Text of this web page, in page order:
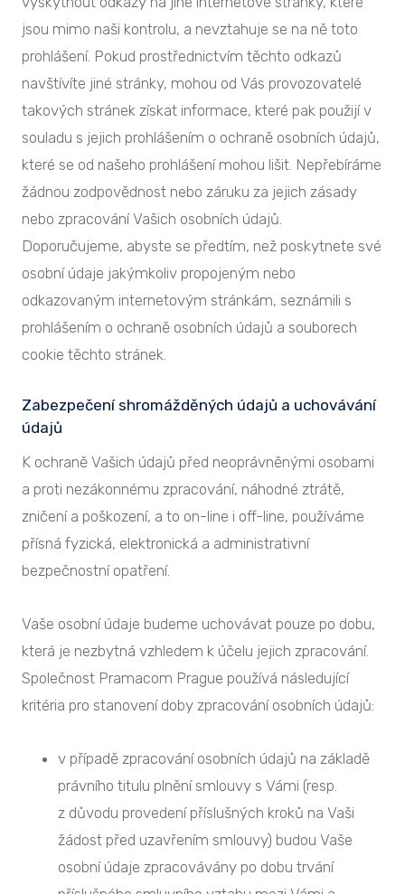
jsou mimo naši kontrolu, a nevztahuje se na ně toto
prohlášení. Pokud prostřednictvím těchto odkazů
navštívíte jiné stránky, mohou od Vás provozovatelé
takových stránek získat informace, které pak použijí v
souladu s jejich prohlášením o ochraně osobních údajů,
které se od našeho prohlášení mohou lišit. Nepřebíráme
žádnou zodpovědnost nebo záruku za jejich zásady
nebo zpracování Vašich osobních údajů.
Doporučujeme, abyste se předtím, než poskytnete své
osobní údaje jakýmkoliv propojeným nebo
odkazovaným internetovým stránkám, seznámili s
prohlášením o ochraně osobních údajů a souborech
cookie těchto stránek.
Zabezpečení shromážděných údajů a uchovávání
údajů
K ochraně Vašich údajů před neoprávněnými osobami
a proti nezákonnému zpracování, náhodné ztrátě,
zničení a poškození, a to on-line i off-line, používáme
přísná fyzická, elektronická a administrativní
bezpečnostní opatření.
Vaše osobní údaje budeme uchovávat pouze po dobu,
která je nezbytná vzhledem k účelu jejich zpracování.
Společnost Pramacom Prague používá následující
kritéria pro stanovení doby zpracování osobních údajů:
v případě zpracování osobních údajů na základě
právního titulu plnění smlouvy s Vámi (resp.
z důvodu provedení příslušných kroků na Vaši
žádost před uzavřením smlouvy) budou Vaše
osobní údaje zpracovávány po dobu trvání